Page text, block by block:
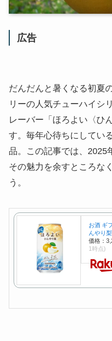
広告
だんだんと暑くなる初夏
リーの人気チューハイシ
レーバー「ほろよい〈ひ
す。毎年心待ちにしてい
品。この記事では、2025
その魅力を余すところな
う。
お酒 ギ
んやり
価格：
1時点)